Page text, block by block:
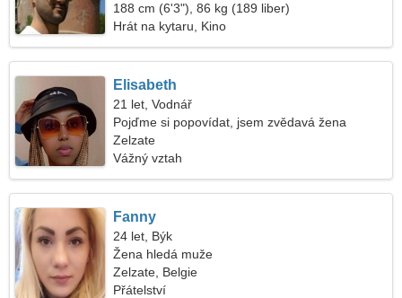
188 cm (6'3"), 86 kg (189 liber)
Hrát na kytaru, Kino
Elisabeth
21 let, Vodnář
Pojďme si popovídat, jsem zvědavá žena
Zelzate
Vážný vztah
Fanny
24 let, Býk
Žena hledá muže
Zelzate, Belgie
Přátelství